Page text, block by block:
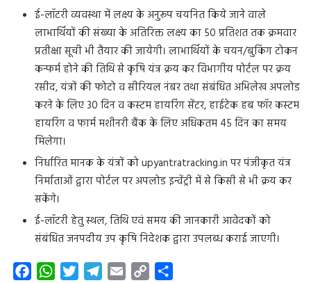
ई-लॉटरी व्यवस्था में लक्ष्य के अनुरूप चयनित किये जाने वाले
लाभार्थियों की संख्या के अतिरिक्त लक्ष्य का 50 प्रतिशत तक क्रमवार
प्रतीक्षा सूची भी तैयार की जायेगी। लाभार्थियों के चयन/बुकिंग टोकन
कन्फर्म होने की तिथि से कृषि यंत्र क्रय कर विभागीय पोर्टल पर क्रय
रसीद, यंत्रों की फोटो व सीरियल नंबर तथा संबंधित अभिलेख अपलोड
करने के लिए 30 दिन व कस्टम हायरिंग सेंटर, हाईटेक हब फॉर कस्टम
हायरिंग व फार्म मशीनरी बैंक के लिए अधिकतम 45 दिन का समय
मिलेगा।
निर्धारित मानक के यंत्रों को upyantratracking.in पर पंजीकृत यंत्र
निर्माताओं द्वारा पोर्टल पर अपलोड इन्वेंट्री में से किसी से भी क्रय कर
सकेंगे।
ई-लॉटरी हेतु स्थल, तिथि एवं समय की जानकारी आवेदकों को
संबंधित जनपदीय उप कृषि निदेशक द्वारा उपलब्ध कराई जाएगी।
W